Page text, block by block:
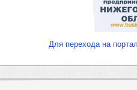
Для перехода на